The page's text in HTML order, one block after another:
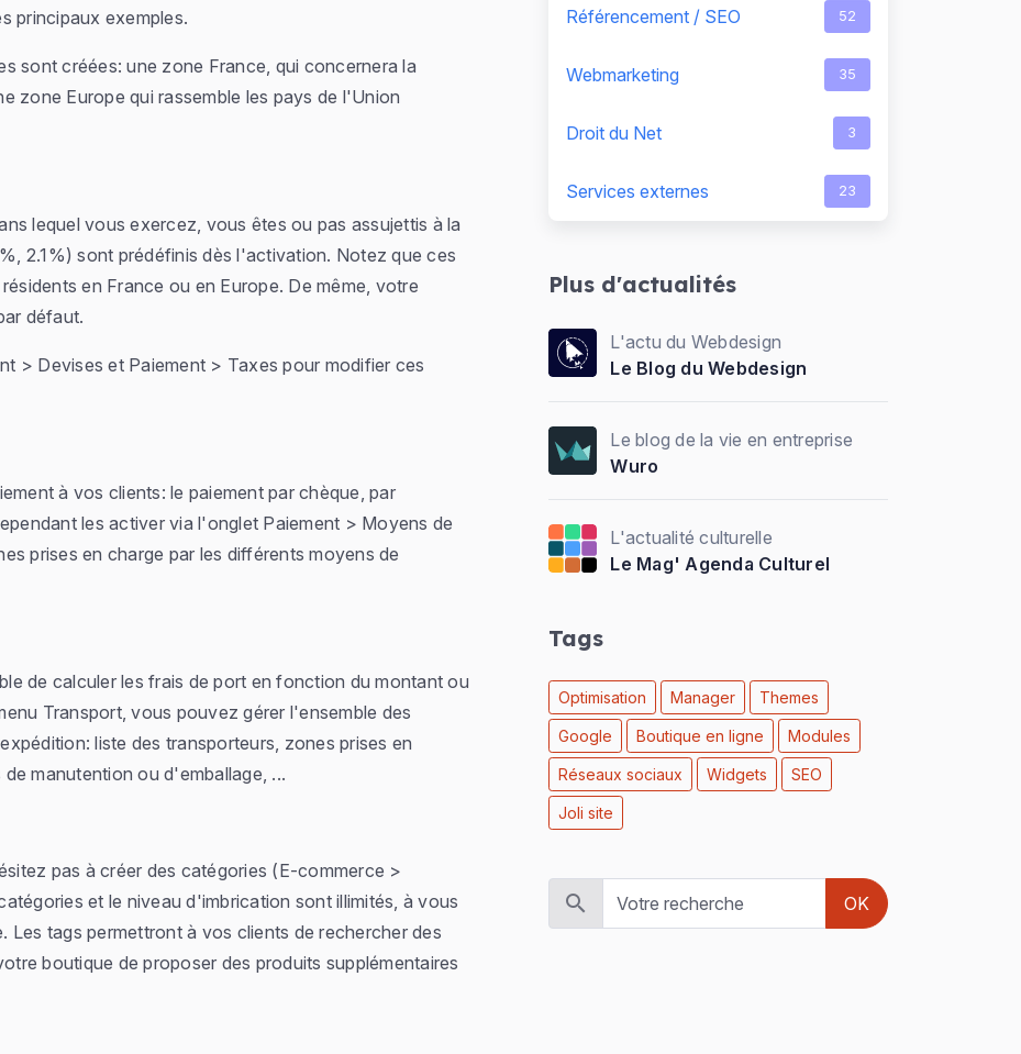
principaux exemples.
sont créées: une zone France, qui concernera la
zone Europe qui rassemble les pays de l'Union
lequel vous exercez, vous êtes ou pas assujettis à la
2.1%) sont prédéfinis dès l'activation. Notez que ces
en France ou en Europe. De même, votre
défaut.
> Devises et Paiement > Taxes pour modifier ces
à vos clients: le paiement par chèque, par
les activer via l'onglet Paiement > Moyens de
prises en charge par les différents moyens de
de calculer les frais de port en fonction du montant ou
Transport, vous pouvez gérer l'ensemble des
liste des transporteurs, zones prises en
manutention ou d'emballage, ...
pas à créer des catégories (E-commerce >
et le niveau d'imbrication sont illimités, à vous
tags permettront à vos clients de rechercher des
boutique de proposer des produits supplémentaires
Référencement / SEO 52
Webmarketing 35
Droit du Net 3
Services externes 23
Plus d'actualités
L'actu du Webdesign
Le Blog du Webdesign
Le blog de la vie en entreprise
Wuro
L'actualité culturelle
Le Mag' Agenda Culturel
Tags
Optimisation Manager Themes
Google Boutique en ligne Modules
Réseaux sociaux Widgets SEO
Joli site
OK